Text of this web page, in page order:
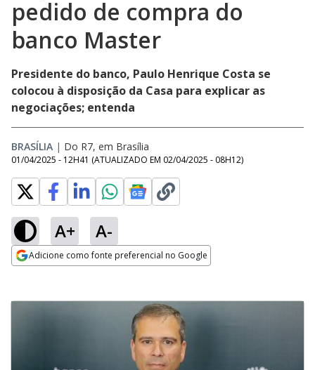
pedido de compra do
banco Master
Presidente do banco, Paulo Henrique Costa se
colocou à disposição da Casa para explicar as
negociações; entenda
BRASÍLIA | Do R7, em Brasília
01/04/2025 - 12H41 (ATUALIZADO EM 02/04/2025 - 08H12)
A+ A-
Adicione como fonte preferencial no Google